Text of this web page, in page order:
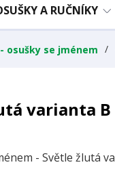
A RUČNÍKY
- osušky se jménem
varianta B